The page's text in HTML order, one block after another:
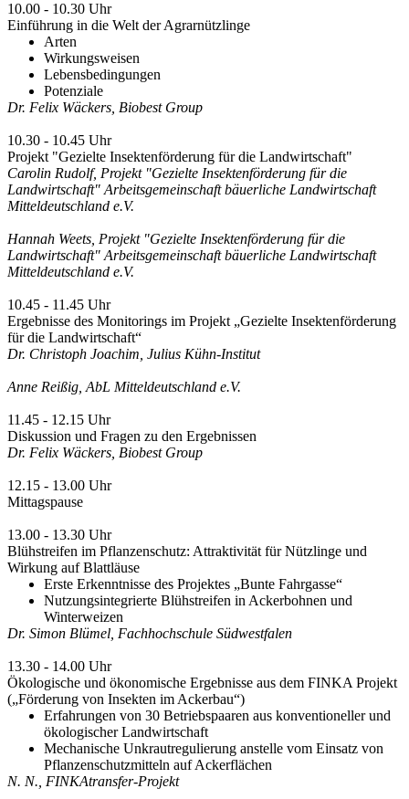
10.00 - 10.30 Uhr
Einführung in die Welt der Agrarnützlinge
Arten
Wirkungsweisen
Lebensbedingungen
Potenziale
Dr. Felix Wäckers, Biobest Group
10.30 - 10.45 Uhr
Projekt "Gezielte Insektenförderung für die Landwirtschaft"
Carolin Rudolf, Projekt "Gezielte Insektenförderung für die
Landwirtschaft" Arbeitsgemeinschaft bäuerliche Landwirtschaft
Mitteldeutschland e.V.
Hannah Weets, Projekt "Gezielte Insektenförderung für die
Landwirtschaft" Arbeitsgemeinschaft bäuerliche Landwirtschaft
Mitteldeutschland e.V.
10.45 - 11.45 Uhr
Ergebnisse des Monitorings im Projekt „Gezielte Insektenförderung
für die Landwirtschaft“
Dr. Christoph Joachim, Julius Kühn-Institut
Anne Reißig, AbL Mitteldeutschland e.V.
11.45 - 12.15 Uhr
Diskussion und Fragen zu den Ergebnissen
Dr. Felix Wäckers, Biobest Group
12.15 - 13.00 Uhr
Mittagspause
13.00 - 13.30 Uhr
Blühstreifen im Pflanzenschutz: Attraktivität für Nützlinge und
Wirkung auf Blattläuse
Erste Erkenntnisse des Projektes „Bunte Fahrgasse“
Nutzungsintegrierte Blühstreifen in Ackerbohnen und
Winterweizen
Dr. Simon Blümel, Fachhochschule Südwestfalen
13.30 - 14.00 Uhr
Ökologische und ökonomische Ergebnisse aus dem FINKA Projekt
(„Förderung von Insekten im Ackerbau“)
Erfahrungen von 30 Betriebspaaren aus konventioneller und
ökologischer Landwirtschaft
Mechanische Unkrautregulierung anstelle vom Einsatz von
Pflanzenschutzmitteln auf Ackerflächen
N. N., FINKAtransfer-Projekt